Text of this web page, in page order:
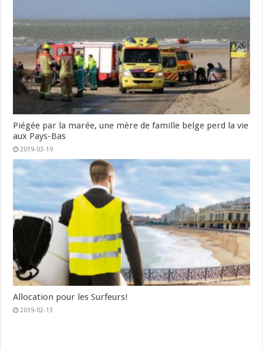
Piégée par la marée, une mère de famille belge perd la vie
aux Pays-Bas
2019-03-19
Allocation pour les Surfeurs!
2019-02-13